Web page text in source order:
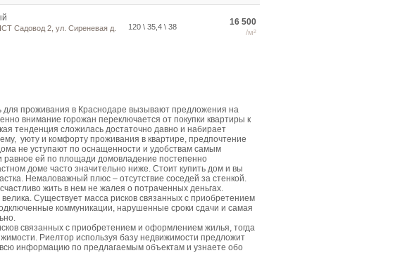
Садовод 2, ул. Сиреневая д.
120 \ 35,4 \ 38 16 500
/м²
проживания в Краснодаре вызывают предложения на
внимание горожан переключается от покупки квартиры к
тенденция сложилась достаточно давно и набирает
уюту и комфорту проживания в квартире, предпочтение
не уступают по оснащенности и удобствам самым
равное ей по площади домовладение постепенно
доме часто значительно ниже. Стоит купить дом и вы
Немаловажный плюс – отсутствие соседей за стенкой.
жить в нем не жалея о потраченных деньгах.
Существует масса рисков связанных с приобретением
коммуникации, нарушенные сроки сдачи и самая
связанных с приобретением и оформлением жилья, тогда
Риелтор используя базу недвижимости предложит
информацию по предлагаемым объектам и узнаете обо